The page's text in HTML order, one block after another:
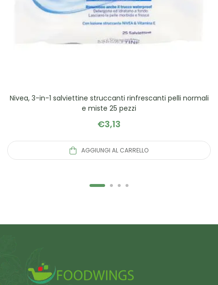
Nivea, 3-in-1 salviettine struccanti rinfrescanti pelli normali
e miste 25 pezzi
€3,13
AGGIUNGI AL CARRELLO